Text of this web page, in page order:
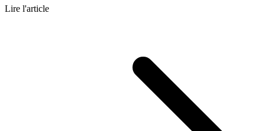
Lire l'article